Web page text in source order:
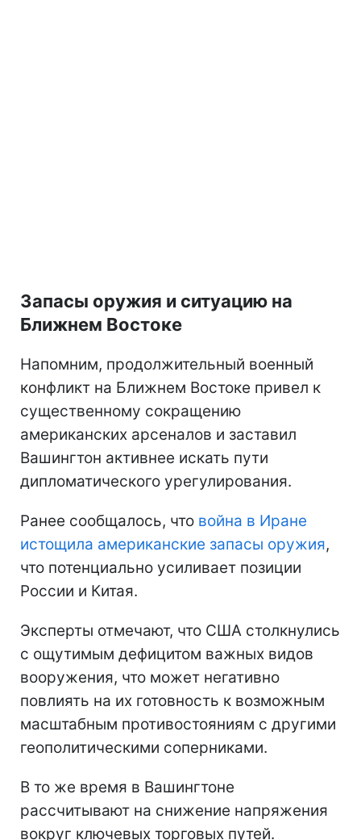
Запасы оружия и ситуацию на
Ближнем Востоке
Напомним, продолжительный военный
конфликт на Ближнем Востоке привел к
существенному сокращению
американских арсеналов и заставил
Вашингтон активнее искать пути
дипломатического урегулирования.
Ранее сообщалось, что война в Иране
истощила американские запасы оружия,
что потенциально усиливает позиции
России и Китая.
Эксперты отмечают, что США столкнулись
с ощутимым дефицитом важных видов
вооружения, что может негативно
повлиять на их готовность к возможным
масштабным противостояниям с другими
геополитическими соперниками.
В то же время в Вашингтоне
рассчитывают на снижение напряжения
вокруг ключевых торговых путей.